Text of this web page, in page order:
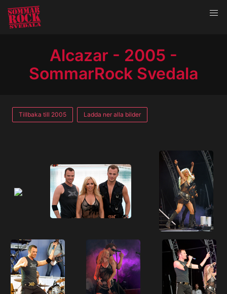
Alcazar - 2005 -
SommarRock Svedala
Tillbaka till 2005 Ladda ner alla bilder